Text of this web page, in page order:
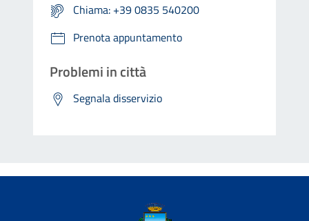
Chiama: +39 0835 540200
Prenota appuntamento
Problemi in città
Segnala disservizio